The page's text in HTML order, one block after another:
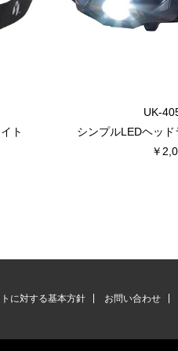
ト
UK-
シンプルLEDヘッ
￥
に対する基本方針 お問い合わせ